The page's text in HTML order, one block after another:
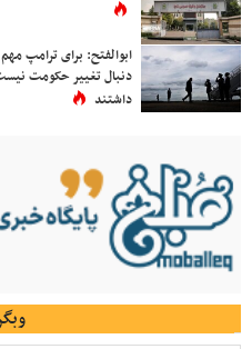
ابوالفتح: برای ترامپ
دنبال تغییر حکومت
داشتند